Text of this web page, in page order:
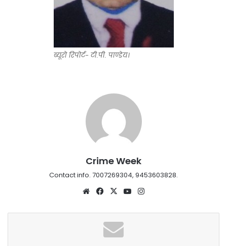
ब्यूरो रिपोर्ट- टी.पी. पाण्डेय।
Crime Week
Contact info. 7007269304, 9453603828.
WebsiteFacebook
X YouTube